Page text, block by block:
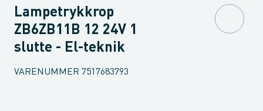
Lampetrykkrop
ZB6ZB11B 12 24V 1
slutte - El-teknik
VARENUMMER 7517683793